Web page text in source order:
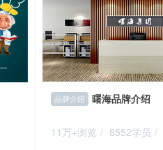
品牌介绍 曙海品牌介绍
11万+浏览 / 8552学员 /